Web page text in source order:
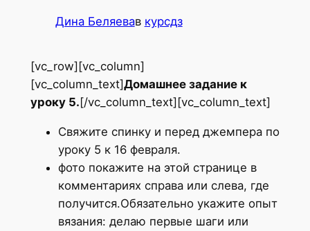
Дина Беляевав курсдз
[vc_row][vc_column]
[vc_column_text]Домашнее задание к
уроку 5.[/vc_column_text][vc_column_text]
Свяжите спинку и перед джемпера по
уроку 5 к 16 февраля.
фото покажите на этой странице в
комментариях справа или слева, где
получится.Обязательно укажите опыт
вязания: делаю первые шаги или